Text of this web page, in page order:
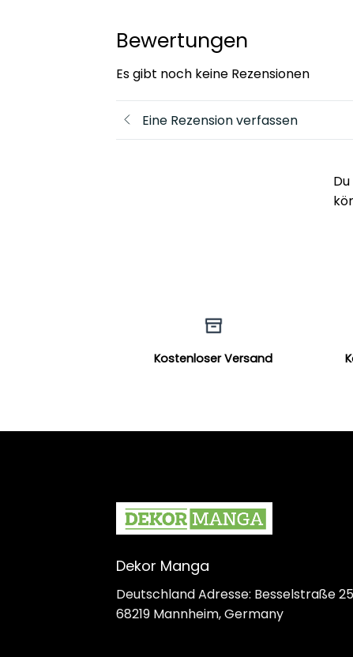
Bewertungen
Es gibt noch keine Rezensionen
Eine Rezension verfassen
Kostenloser Versand
Dekor Manga
Deutschland Adresse: Besselstraße
68219 Mannheim, Germany